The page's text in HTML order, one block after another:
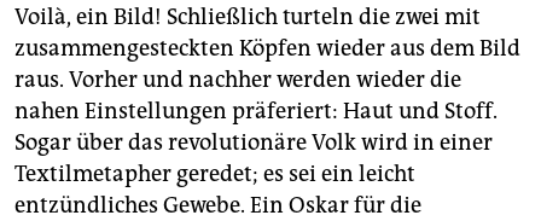
Voilà, ein Bild! Schließlich turteln die zwei mit
zusammengesteckten Köpfen wieder aus dem Bild
raus. Vorher und nachher werden wieder die
nahen Einstellungen präferiert: Haut und Stoff.
Sogar über das revolutionäre Volk wird in einer
Textilmetapher geredet; es sei ein leicht
entzündliches Gewebe. Ein Oskar für die